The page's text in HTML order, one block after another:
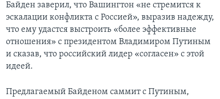
Байден заверил, что Вашингтон «не стремится к
эскалации конфликта с Россией», выразив надежду,
что ему удастся выстроить «более эффективные
отношения» с президентом Владимиром Путиным
и сказав, что российский лидер «согласен» с этой
идеей.
Предлагаемый Байденом саммит с Путиным,